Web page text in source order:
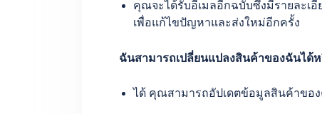
คุณจะได้รับอีเมลอีกฉบับซึ่งมีรายละเ
เพื่อแก้ไขปัญหาและส่งใหม่อีกครั้ง
ฉันสามารถเปลี่ยนแปลงสินค้าของฉันได้
ได้ คุณสามารถอัปเดตข้อมูลสินค้าขอ